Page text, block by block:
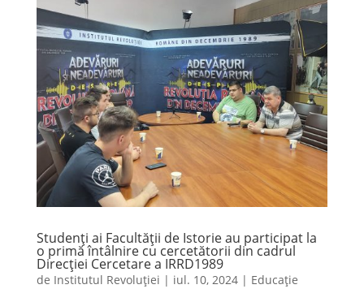
Studenți ai Facultății de Istorie au participat la
o primă întâlnire cu cercetătorii din cadrul
Direcției Cercetare a IRRD1989
de Institutul Revoluției | iul. 10, 2024| Educație